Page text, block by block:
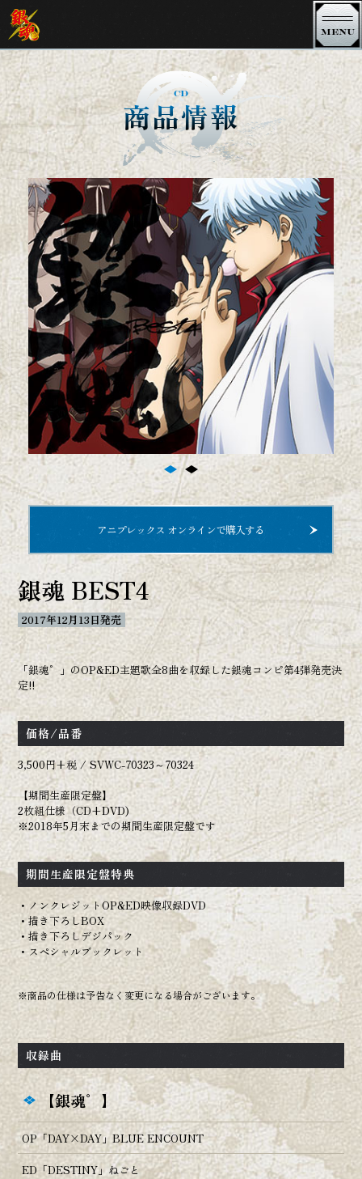
MENU
銀魂 TVシリーズ
銀魂．銀ノ魂篇 銀魂．ポロリ篇
銀魂． 銀魂゜
銀魂' 延長戦 銀魂'
シーズン 其ノ四 シーズン 其ノ参
シーズン 其ノ弐 シーズン 其ノ壱
3年Z組銀八先生
劇場版＆オンシアター2D
劇場映画 オンシアター2D
イベント
Blu-ray BOX
CD
サウンドトラック 銀魂BEST
OP/ED
OFFICIAL
CD
商品情報
アニプレックス オンラインで購入する
銀魂 BEST4
2017年12月13日発売
「銀魂゜」のOP&ED主題歌全8曲を収録した銀魂コンピ第4弾発売決
定!!
価格/品番
3,500円+税 / SVWC-70323～70324
【期間生産限定盤】
2枚組仕様（CD+DVD)
※2018年5月末までの期間生産限定盤です
期間生産限定盤特典
・ノンクレジットOP&ED映像収録DVD
・描き下ろしBOX
・描き下ろしデジパック
・スペシャルブックレット
※商品の仕様は予告なく変更になる場合がございます。
収録曲
【銀魂゜】
OP「DAY×DAY」BLUE ENCOUNT
ED「DESTINY」ねごと